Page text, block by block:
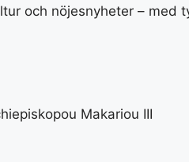
och nöjesnyheter –
Makariou III